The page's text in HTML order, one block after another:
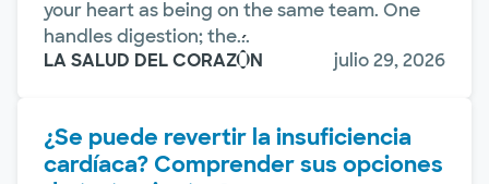
your heart as being on the same team. One
handles digestion; the...
LA SALUD DEL CORAZÓN
julio 29, 2026
¿Se puede revertir la insuficiencia
cardíaca? Comprender sus opciones